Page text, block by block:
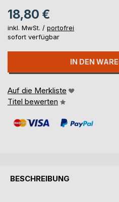
18,80 €
inkl. MwSt. / portofrei
sofort verfügbar
IN DEN
Auf die Merkliste
Titel bewerten
BESCHREIBUNG